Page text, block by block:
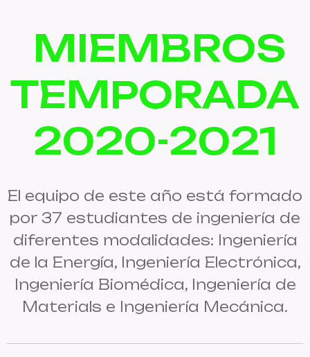
MIEMBROS
TEMPORADA
2020-2021
El equipo de este año está formado
por 37 estudiantes de ingeniería de
diferentes modalidades: Ingeniería
de la Energía, Ingeniería Electrónica,
Ingeniería Biomédica, Ingeniería de
Materials e Ingeniería Mecánica.